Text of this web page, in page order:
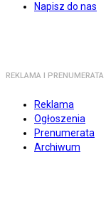
Napisz do nas
REKLAMA I PRENUMERATA
Reklama
Ogłoszenia
Prenumerata
Archiwum